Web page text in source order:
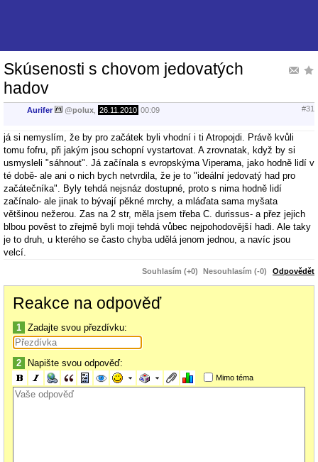
Skúsenosti s chovom jedovatých
hadov
Aurifer @polux 26.11.2010 00:09 #31
já si nemyslím, že by pro začátek byli vhodní i ti Atropojdi. Právě kvůli
tomu fofru, při jakým jsou schopní vystartovat. A zrovnatak, když by si
usmysleli "sáhnout". Já začínala s evropskýma Viperama, jako hodně lidí v
té době- ale ani o nich bych netvrdila, že je to "ideální jedovatý had pro
začátečníka". Byly tehdá nejsnáz dostupné, proto s nima hodně lidí
začínalo- ale jinak to bývají pěkné mrchy, a mláďata sama myšata
většinou nežerou. Zas na 2 str, měla jsem třeba C. durissus- a přez jejich
blbou pověst to zřejmě byli moji tehdá vůbec nejpohodovější hadi. Ale taky
je to druh, u kterého se často chyba udělá jenom jednou, a navíc jsou
velcí.
Souhlasím (+0) Nesouhlasím (-0) Odpovědět
Reakce na odpověď
1 Zadajte svou přezdívku:
2 Napište svou odpověď:
Mimo téma